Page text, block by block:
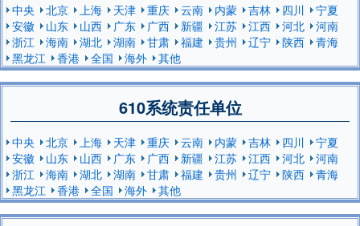
中央 北京 上海 天津 重庆 云南 内蒙 吉林 四川
宁夏
安徽
山东 山西 广东 广西 新疆 江苏 江西 河北
河南
浙江
海南 湖北 湖南 甘肃 福建 贵州 辽宁 陕西
青海
黑龙江
香港 全国 海外 其他
610系统责任单位
中央 北京 上海 天津 重庆 云南 内蒙 吉林 四川
宁夏
安徽
山东 山西 广东 广西 新疆 江苏 江西 河北
河南
浙江
海南 湖北 湖南 甘肃 福建 贵州 辽宁 陕西
青海
黑龙江
香港 全国 海外 其他